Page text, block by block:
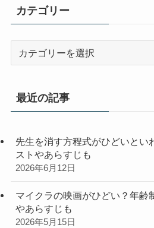
カテゴリー
リ
最近の記事
先生を消す方程式がひどいとい
ストやあらすじも
2026年6月12日
マイクラの映画がひどい？年齢
やあらすじも
2026年5月15日